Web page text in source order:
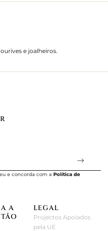
e joalheiros.
e concorda com a Política de
A
LEGAL
Projectos Apoiados
pela UE